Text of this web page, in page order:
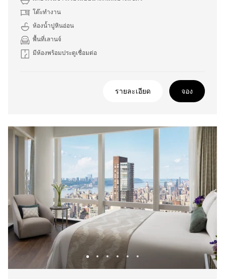
โต๊ะทำงาน
ห้องน้ำปูหินอ่อน
พื้นที่เลานจ์
มีห้องพร้อมประตูเชื่อมต่อ
รายละเอียด จอง